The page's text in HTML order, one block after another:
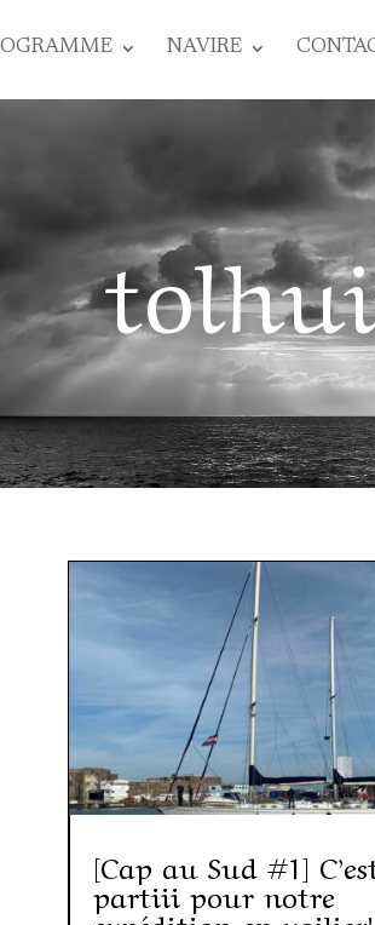
NAVIRE
[Cap au Sud #1]
partiii pour notre